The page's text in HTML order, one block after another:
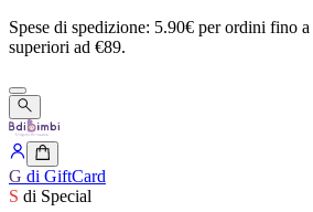
Spese di spedizione: 5.90€ perordini fino a
superiori ad €89.
G di GiftCard
S di Special